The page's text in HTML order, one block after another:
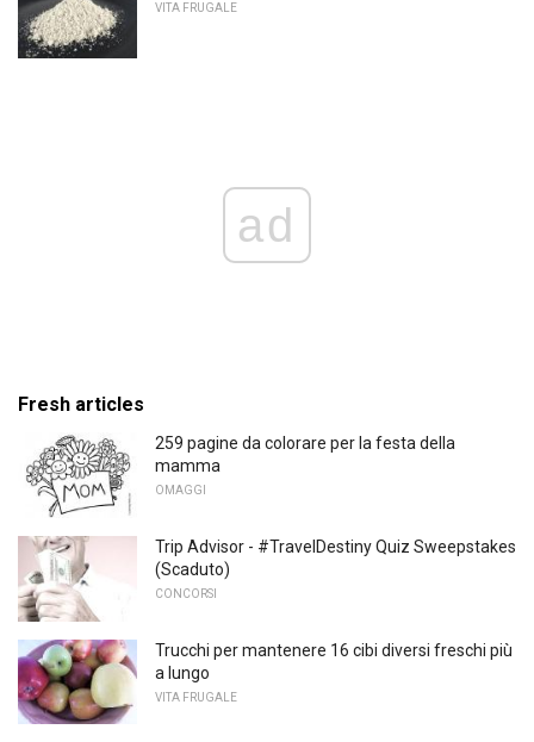
VITA FRUGALE
ad
Fresh articles
259 pagine da colorare per la festa della
mamma
OMAGGI
Trip Advisor - #TravelDestiny Quiz Sweepstakes
(Scaduto)
CONCORSI
Trucchi per mantenere 16 cibi diversi freschi più
a lungo
VITA FRUGALE